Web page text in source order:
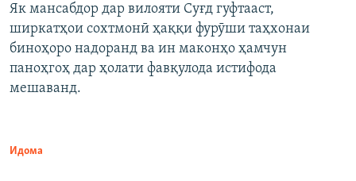
Як мансабдор дар вилояти Суғд гуфтааст,
ширкатҳои сохтмонӣ ҳаққи фурӯши таҳхонаи
биноҳоро надоранд ва ин маконҳо ҳамчун
паноҳгоҳ дар ҳолати фавқулода истифода
мешаванд.
Идома